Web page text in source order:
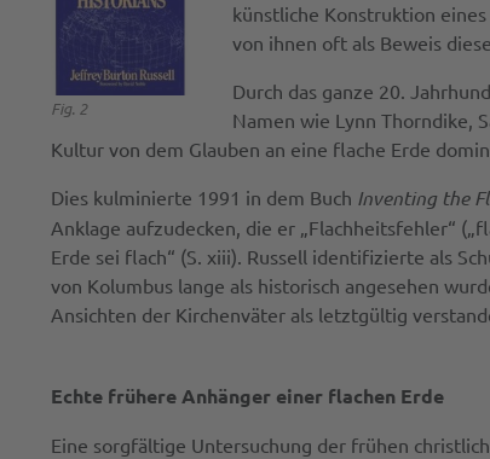
Fig. 2
künstliche Konstruktion
von ihnen oft als Beweis
Durch das ganze 20.
Namen wie Lynn Thorndike,
Kultur von dem Glauben an eine flache Erde
Dies kulminierte 1991 in dem Buch Inventing the
Anklage aufzudecken, die er „Flachheitsfehler“
Erde sei flach“ (S. xiii). Russell identifizierte als
von Kolumbus lange als historisch angesehen
Ansichten der Kirchenväter als letztgültig
Echte frühere Anhänger einer flachen Erde
Eine sorgfältige Untersuchung der frühen